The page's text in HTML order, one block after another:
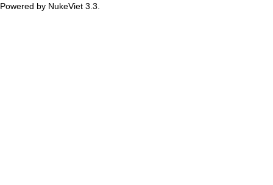
Powered by NukeViet 3.3.